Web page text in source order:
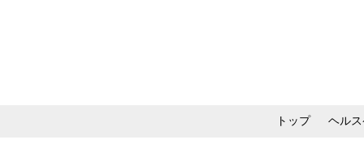
トップ ヘル